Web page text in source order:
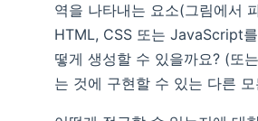
역을 나타내는 요소(그림에서
HTML, CSS 또는 JavaScript
떻게 생성할 수 있을까요? (또
는 것에 구현할 수 있는 다른